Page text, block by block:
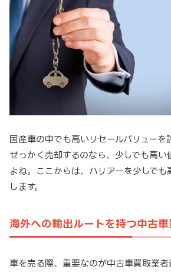
国産車の中でも高いリセールバリューを
せっかく売却するのなら、少しでも高い
よね。ここからは、ハリアーを少しでも
します。
海外への輸出ルートを持つ中古
車を売る際、重要なのが中古車買取業者